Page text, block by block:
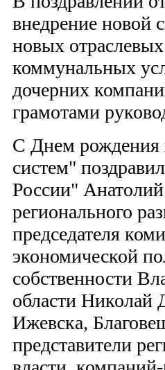
внедрение новой
новых
коммунальных
дочерних
грамотами
С Днем рождения
систем"
России"
регионального
председателя
экономической
собственности
области Николай
Ижевска,
представители